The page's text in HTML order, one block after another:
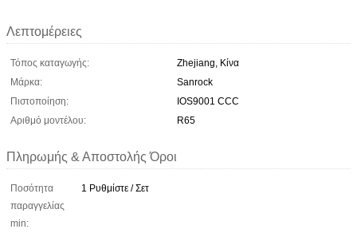
Λεπτομέρειες
Τόπος καταγωγής:
Zhejiang, Κίνα
Μάρκα:
Sanrock
Πιστοποίηση:
IOS9001 CCC
Αριθμό μοντέλου:
R65
Πληρωμής & Αποστολής Όροι
Ποσότητα
παραγγελίας
min:
1 Ρυθμίστε / Σετ